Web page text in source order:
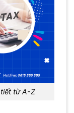
từ A-Z